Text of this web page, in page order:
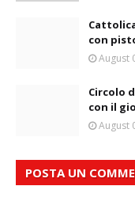
con
August
Circolo
con il
August
POSTA UN